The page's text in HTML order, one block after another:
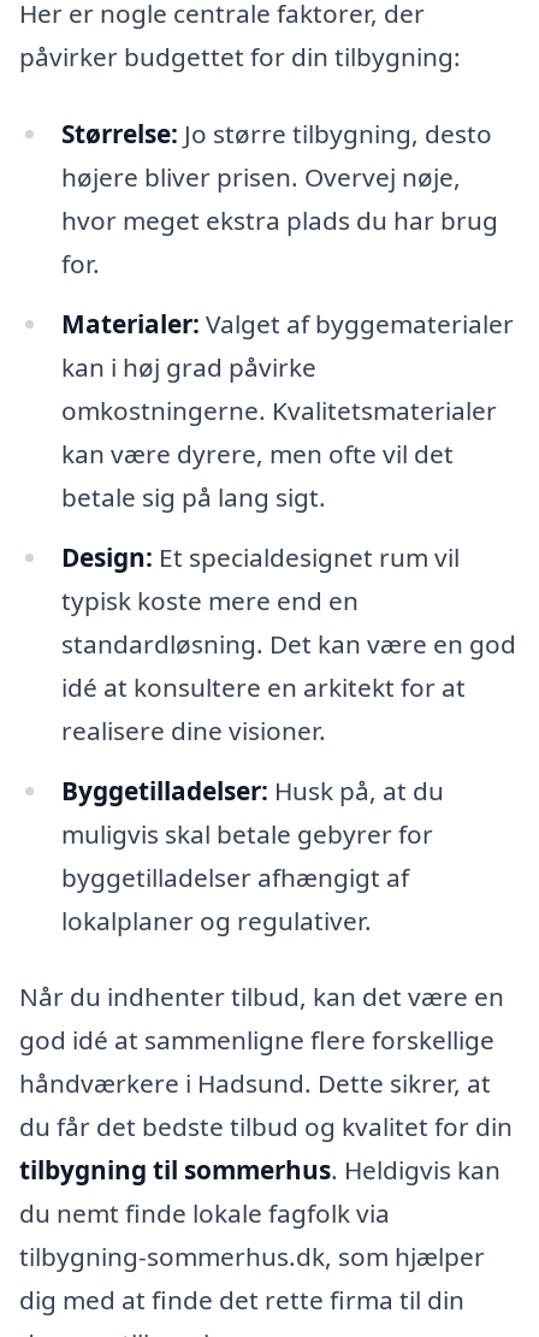
Her er nogle centrale faktorer, der
påvirker budgettet for din tilbygning:
Størrelse: Jo større tilbygning, desto
højere bliver prisen. Overvej nøje,
hvor meget ekstra plads du har brug
for.
Materialer: Valget af byggematerialer
kan i høj grad påvirke
omkostningerne. Kvalitetsmaterialer
kan være dyrere, men ofte vil det
betale sig på lang sigt.
Design: Et specialdesignet rum vil
typisk koste mere end en
standardløsning. Det kan være en god
idé at konsultere en arkitekt for at
realisere dine visioner.
Byggetilladelser: Husk på, at du
muligvis skal betale gebyrer for
byggetilladelser afhængigt af
lokalplaner og regulativer.
Når du indhenter tilbud, kan det være en
god idé at sammenligne flere forskellige
håndværkere i Hadsund. Dette sikrer, at
du får det bedste tilbud og kvalitet for din
tilbygning til sommerhus. Heldigvis kan
du nemt finde lokale fagfolk via
tilbygning-sommerhus.dk, som hjælper
dig med at finde det rette firma til din